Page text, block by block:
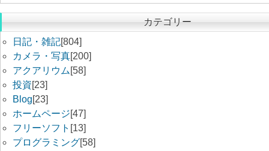
カテゴリー
日記・雑記[804]
カメラ・写真[200]
アクアリウム [58]
投資[23]
Blog[23]
ホームページ[47]
フリーソフト [13]
プログラミング[58]